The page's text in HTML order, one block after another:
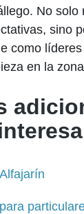
No solo
sino
como
en la